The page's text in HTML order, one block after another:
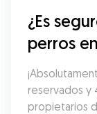
¿Es
perros
reservados y
propietarios